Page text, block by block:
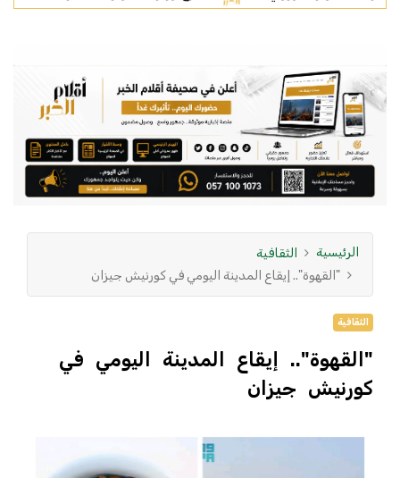
الرئيسية
الثقافية
"القهوة".. إيقاع المدينة اليومي في كورنيش جيزان
الثقافية
"القهوة".. إيقاع المدينة اليومي في
كورنيش جيزان